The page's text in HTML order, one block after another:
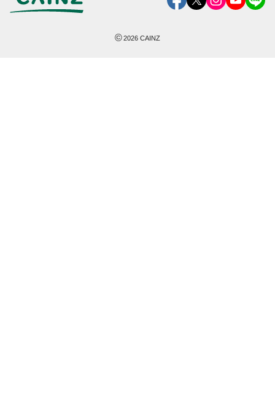
©2026 CAINZ